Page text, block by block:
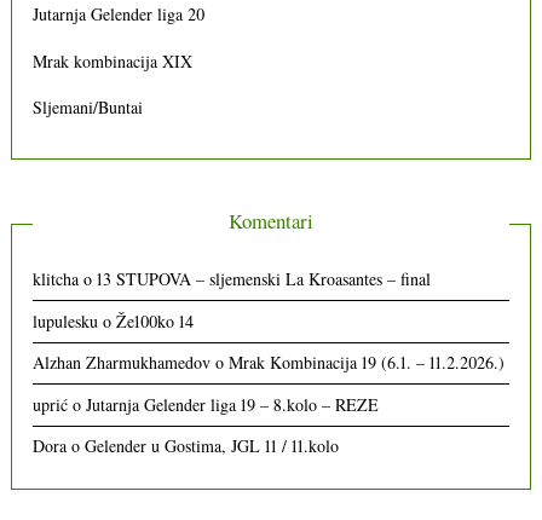
Jutarnja Gelender liga 20
Mrak kombinacija XIX
Sljemani/Buntai
Komentari
klitcha o13 STUPOVA – sljemenski La Kroasantes – final
lupulesku oŽe100ko 14
Alzhan Zharmukhamedov oMrak Kombinacija 19 (6.1. – 11.2.2026.)
uprić oJutarnja Gelender liga 19 – 8.kolo – REZE
Dora oGelender u Gostima, JGL 11 / 11.kolo